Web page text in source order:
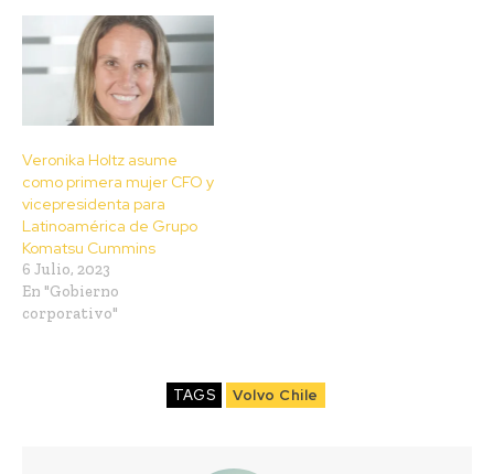
Veronika Holtz asume
como primera mujer CFO y
vicepresidenta para
Latinoamérica de Grupo
Komatsu Cummins
6 Julio, 2023
En "Gobierno
corporativo"
TAGS Volvo Chile